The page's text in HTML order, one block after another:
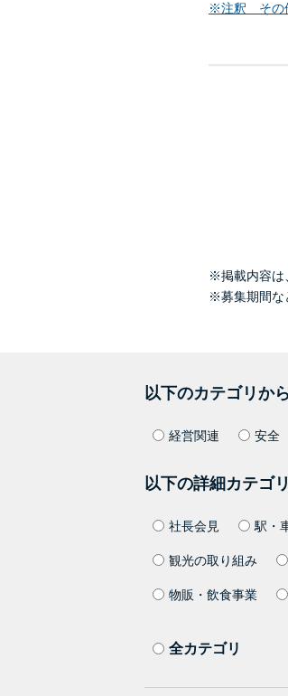
※注釈 その
※掲載内容は
※募集期間な
以下のカテゴリか
経営関連 安全
以下の詳細カテゴ
社長会見 駅・
観光の取り組み
物販・飲食事業
全カテゴリ